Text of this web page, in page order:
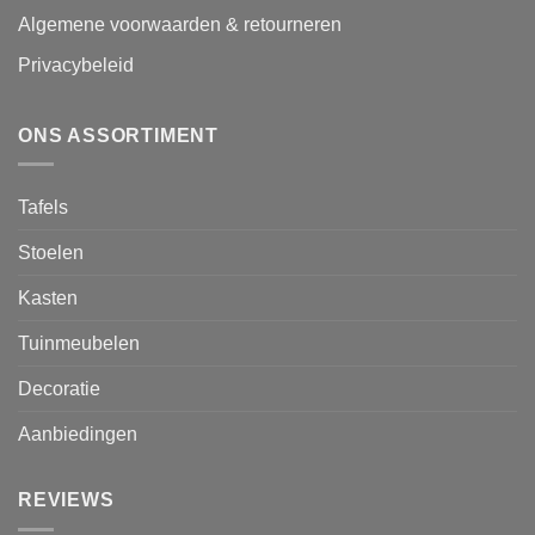
Algemene voorwaarden & retourneren
Privacybeleid
ONS ASSORTIMENT
Tafels
Stoelen
Kasten
Tuinmeubelen
Decoratie
Aanbiedingen
REVIEWS